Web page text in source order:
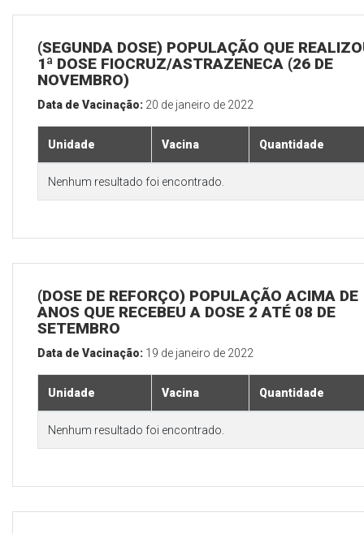
(SEGUNDA DOSE) POPULAÇÃO QUE
1ª DOSE FIOCRUZ/ASTRAZENECA (26 DE
NOVEMBRO)
Data de Vacinação: 20 de janeiro de 2022
Unidade Vacina Quantidade
Nenhum resultado foi encontrado.
(DOSE DE REFORÇO) POPULAÇÃO ACIMA DE
ANOS QUE RECEBEU A DOSE 2 ATÉ 08 DE
SETEMBRO
Data de Vacinação: 19 de janeiro de 2022
Unidade Vacina Quantidade
Nenhum resultado foi encontrado.